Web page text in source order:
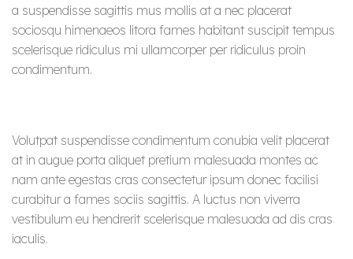
a suspendisse sagittis mus mollis at a nec placerat
sociosqu himenaeos litora fames habitant suscipit tempus
scelerisque ridiculus mi ullamcorper per ridiculus proin
condimentum.
Volutpat suspendisse condimentum conubia velit placerat
at in augue porta aliquet pretium malesuada montes ac
nam ante egestas cras consectetur ipsum donec facilisi
curabitur a fames sociis sagittis. A luctus non viverra
vestibulum eu hendrerit scelerisque malesuada ad dis cras
iaculis.